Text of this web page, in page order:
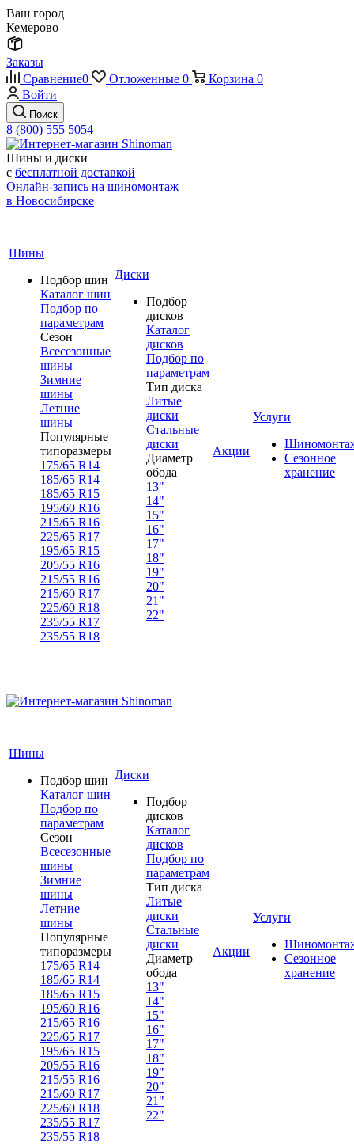
Ваш город
Кемерово
Заказы
Сравнение0 Отложенные 0 Корзина 0
Войти
Поиск
8 (800) 555 5054
Шины и диски
с бесплатной доставкой
Онлайн-запись на шиномонтаж
в Новосибирске
Шины
Подбор шин
Каталог шин
Подбор по
параметрам
Сезон
Всесезонные
шины
Зимние
шины
Летние
шины
Популярные
типоразмеры
175/65 R14
185/65 R14
185/65 R15
195/60 R16
215/65 R16
225/65 R17
195/65 R15
205/55 R16
215/55 R16
215/60 R17
225/60 R18
235/55 R17
235/55 R18
Диски
Подбор
дисков
Каталог
дисков
Подбор по
параметрам
Тип диска
Литые
диски
Стальные
диски
Диаметр
обода
13"
14"
15"
16"
17"
18"
19"
20"
21"
22"
Акции
Услуги
Сезонное
хранение
Шины
Подбор шин
Каталог шин
Подбор по
параметрам
Сезон
Всесезонные
шины
Зимние
шины
Летние
шины
Популярные
типоразмеры
175/65 R14
185/65 R14
185/65 R15
195/60 R16
215/65 R16
225/65 R17
195/65 R15
205/55 R16
215/55 R16
215/60 R17
225/60 R18
235/55 R17
235/55 R18
Диски
Подбор
дисков
Каталог
дисков
Подбор по
параметрам
Тип диска
Литые
диски
Стальные
диски
Диаметр
обода
13"
14"
15"
16"
17"
18"
19"
20"
21"
22"
Акции
Услуги
Сезонное
хранение